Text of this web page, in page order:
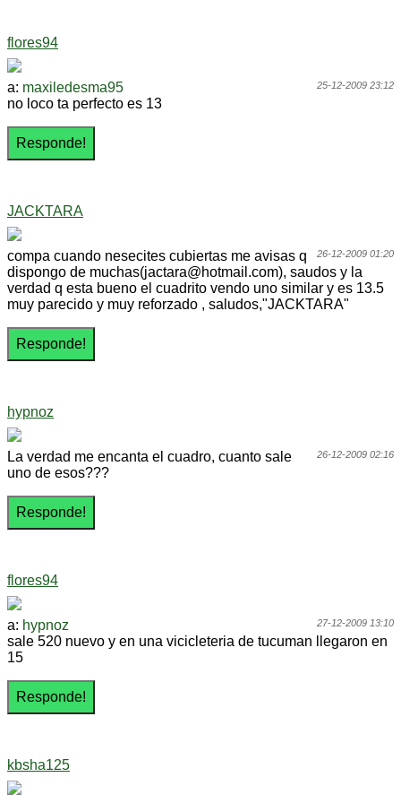
flores94
25-12-2009 23:12
a: maxiledesma95
no loco ta perfecto es 13
JACKTARA
26-12-2009 01:20
compa cuando nesecites cubiertas me avisas q
dispongo de muchas(jactara@hotmail.com), saudos y la
verdad q esta bueno el cuadrito vendo uno similar y es 13.5
muy parecido y muy reforzado , saludos,"JACKTARA"
hypnoz
26-12-2009 02:16
La verdad me encanta el cuadro, cuanto sale
uno de esos???
flores94
27-12-2009 13:10
a: hypnoz
sale 520 nuevo y en una vicicleteria de tucuman llegaron en
15
kbsha125